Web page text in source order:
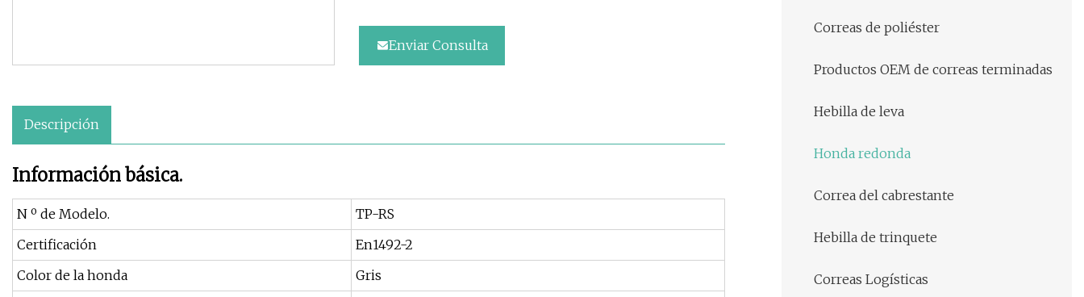
Enviar Consulta
Descripción
Información básica.
N º de Modelo.
TP-RS
Certificación
En1492-2
Color de la honda
Gris
Correas de poliéster
Productos OEM de correas terminadas
Hebilla de leva
Honda redonda
Correa del cabrestante
Hebilla de trinquete
Correas Logísticas